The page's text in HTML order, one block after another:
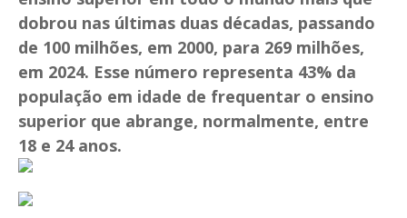
dobrou nas últimas duas décadas, passando
de 100 milhões, em 2000, para 269 milhões,
em 2024. Esse número representa 43% da
população em idade de frequentar o ensino
superior que abrange, normalmente, entre
18 e 24 anos.